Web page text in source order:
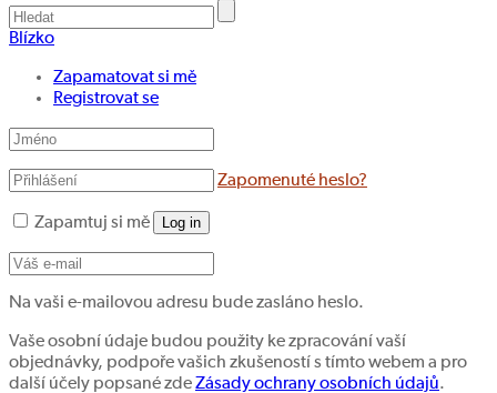
Blízko
Zapamatovat si mě
Registrovat se
Zapomenuté heslo?
Zapamtuj si mě Log in
Na vaši e-mailovou adresu bude zasláno heslo.
Vaše osobní údaje budou použity ke zpracování vaší
objednávky, podpoře vašich zkušeností s tímto webem a pro
další účely popsané zdeZásady ochrany osobních údajů.